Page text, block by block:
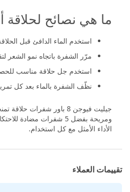
ما هي نصائح
استخدم الماء الدافئ قبل
مرّر الشفرة باتجاه نمو الشعر
استخدم جل حلاقة مناسب
نظّف الشفرة بالماء بعد كل
جيليت فيوجن 8 باور شفرات
ومريحة بفضل 5 شفرات
الأداء الأمثل مع كل استخدام.
تقييمات العملاء